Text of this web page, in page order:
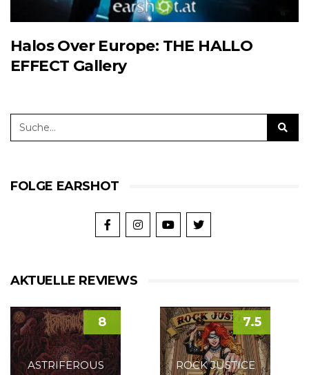
Halos Over Europe: THE HALLO
EFFECT Gallery
FOLGE EARSHOT
AKTUELLE REVIEWS
ASTRIFEROUS
8
ROCK JUSTICE
7.5